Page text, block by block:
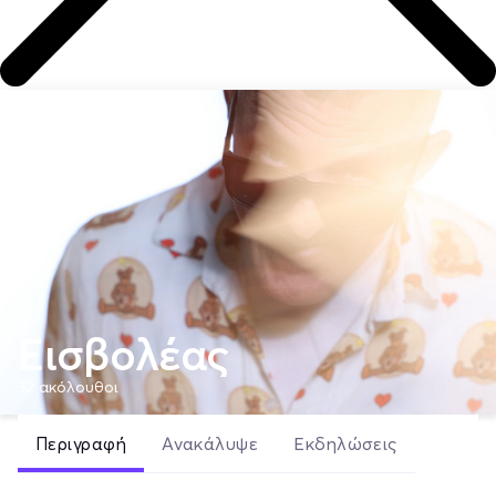
Εισβολέας
ακόλουθοι
Περιγραφή Ανακάλυψε Εκδηλώσεις